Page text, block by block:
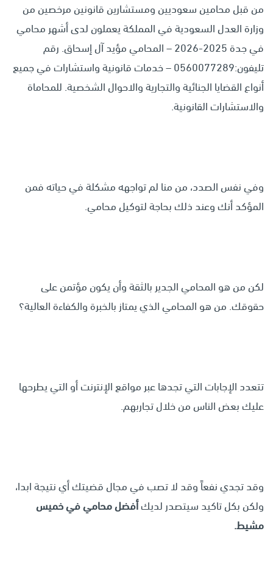
من قبل محامين سعوديين ومستشارين قانونين مرخصين من
وزارة العدل السعودية في المملكة يعملون لدى أشهر محامي
في جدة 2025-2026 – المحامي مؤيد آل إسحاق. رقم
تليفون:0560077289 – خدمات قانونية واستشارات في جميع
أنواع القضايا الجنائية والتجارية والاحوال الشخصية. للمحاماة
والاستشارات القانونية.
وفي نفس الصدد، من منا لم تواجهه مشكلة في حياته فمن
المؤكد أنك وعند ذلك بحاجة لتوكيل محامي.
لكن من هو المحامي الجدير بالثقة وأن يكون مؤتمن على
حقوقك. من هو المحامي الذي يمتاز بالخبرة والكفاءة العالية؟
تتعدد الإجابات التي تجدها عبر مواقع الإنترنت أو التي يطرحها
عليك بعض الناس من خلال تجاربهم.
وقد تجدي نفعاً وقد لا تصب في مجال قضيتك أي نتيجة ابدا،
ولكن بكل تاكيد سيتصدر لديكأفضل محامي في خميس
مشيط.